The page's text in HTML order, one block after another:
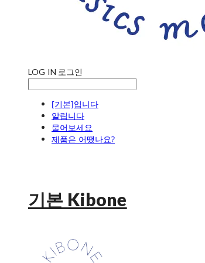
LOG IN 로그인
[기본]입니다
알립니다
물어보세요
제품은 어땠나요?
기본 Kibone